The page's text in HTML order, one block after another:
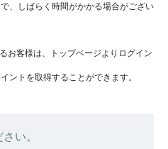
、しばらく時間がかかる場合がござい
お客様は、トップページよりログイン
ントを取得することができます。
い。